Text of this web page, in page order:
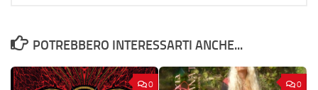
POTREBBERO INTERESSARTI ANCHE...
0 0